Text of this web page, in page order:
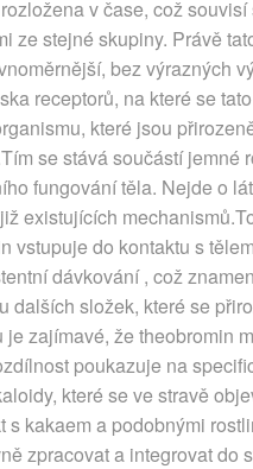
v čase, což
ze stejné skupiny. Právě
bez výrazných
receptorů, na které se
které jsou
se stává součástí jemné
fungování těla. Nejde o
existujících
vstupuje do kontaktu s
dávkování , což
dalších složek, které se
zajímavé, že theobromin
poukazuje na
které se ve stravě
kakaem a podobnými
zpracovat a integrovat do